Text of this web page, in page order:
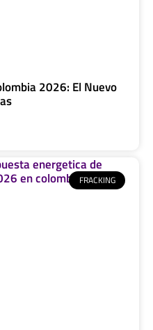
2026: El Nuevo
FRACKING